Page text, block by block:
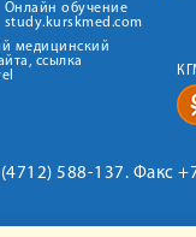
Онлайн обучение
study.kurskmed.com
медицинский
ссылка
588-137. Факс